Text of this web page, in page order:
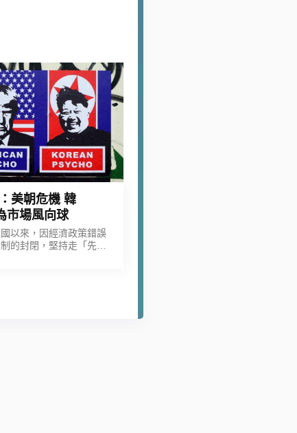
美朝危機 韓
市場風向球
以來，因經濟政策錯誤
的封閉，堅持走「先軍